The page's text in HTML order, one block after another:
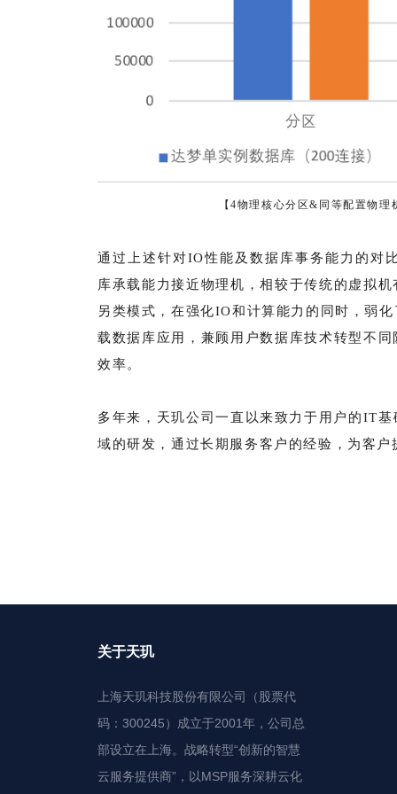
【4物理核心分区&同等配置物
通过上述针对IO性能及数据库事务能力的对
库承载能力接近物理机，相较于传统的虚拟
另类模式，在强化IO和计算能力的同时，弱
载数据库应用，兼顾用户数据库技术转型不
效率。
多年来，天玑公司一直以来致力于用户的IT
域的研发，通过长期服务客户的经验，为客
关于天玑
上海天玑科技股份有限公司（股票代
码：300245）成立于2001年，公司总
部设立在上海。战略转型“创新的智慧
云服务提供商”，以MSP服务深耕云化